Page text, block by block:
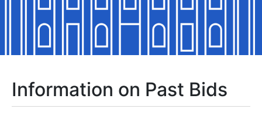
Show/Hide
Show/Hide
Show/Hide
Information on Past Bids